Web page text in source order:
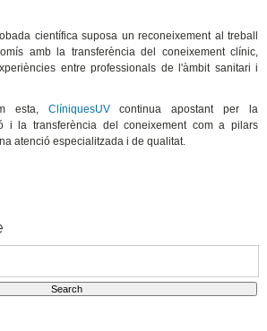
científica suposa un reconeixement al treball
amb la transferència del coneixement clínic,
entre professionals de l'àmbit sanitari i
esta, ClíniquesUVcontinua apostant per la
i la transferència del coneixement com a pilars
atenció especialitzada i de qualitat.